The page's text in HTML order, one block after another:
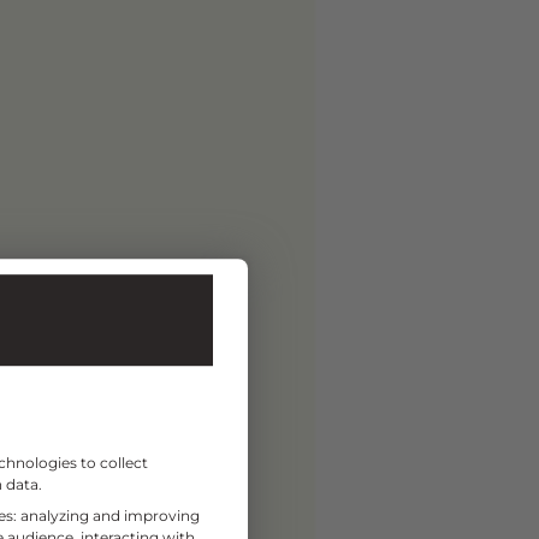
to collect
data.
analyzing and improving